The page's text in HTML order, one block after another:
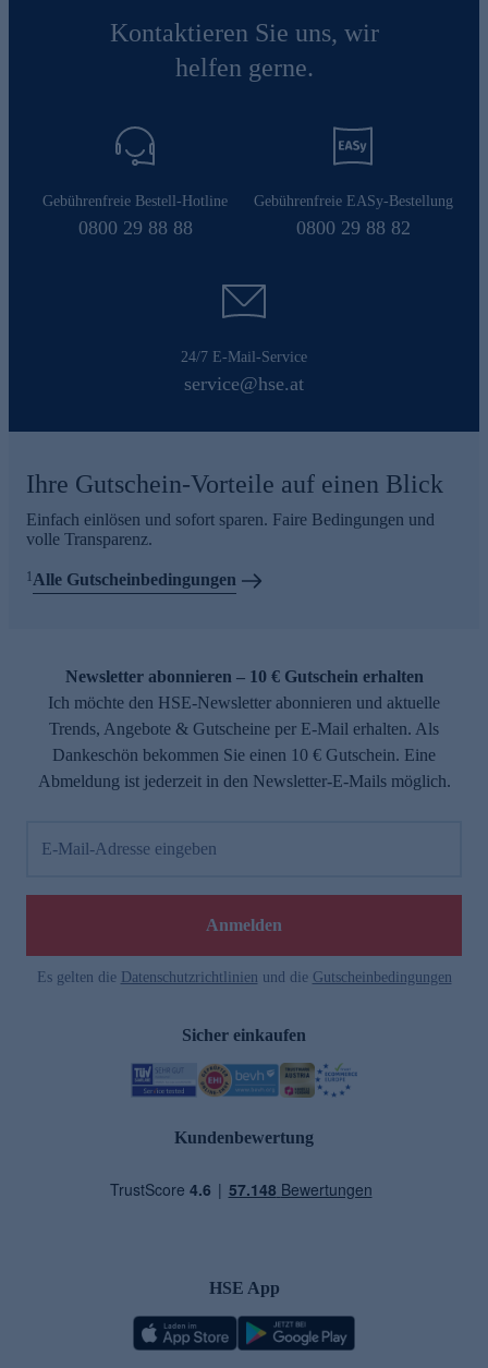
Kontaktieren Sie uns, wir
helfen gerne.
Gebührenfreie Bestell-Hotline
0800 29 88 88
Gebührenfreie EASy-Bestellung
0800 29 88 82
24/7 E-Mail-Service
service@hse.at
Ihre Gutschein-Vorteile auf einen Blick
Einfach einlösen und sofort sparen. Faire Bedingungen und
volle Transparenz.
1 Alle Gutscheinbedingungen
Newsletter abonnieren – 10 € Gutschein erhalten
Ich möchte den HSE-Newsletter abonnieren und aktuelle
Trends, Angebote & Gutscheine per E-Mail erhalten. Als
Dankeschön bekommen Sie einen 10 € Gutschein. Eine
Abmeldung ist jederzeit in den Newsletter-E-Mails möglich.
E-Mail-Adresse eingeben
Anmelden
Es gelten die Datenschutzrichtlinien und die Gutscheinbedingungen
Sicher einkaufen
Kundenbewertung
HSE App